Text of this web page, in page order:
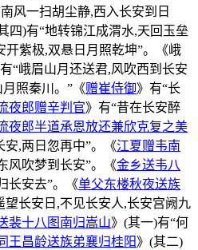
风一扫胡尘静,西入长安到日
四)有“地转锦江成渭水,天回玉垒
开紫极,双悬日月照乾坤”。《峨
“峨眉山月还送君,风吹西到长安
照秦川。”《赠崔侍御》有“长
夜郎赠辛判官》有“昔在长安醉
夜郎半道承恩放还兼欣克复之美
安,两日忽再中”。《江夏赠韦南
风吹梦到长安”。《金乡送韦八
长安去”。《单父东楼秋夜送族
望长安日,不见长安人,长安宫阙九
裴十八图南归嵩山》(其一)有“何
王昌龄送族弟襄归桂阳》(其二)